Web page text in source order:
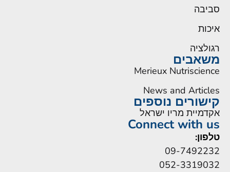
סביבה
איכות
רגולציה
משאבים
Merieux Nutriscience
News and Articles
קישורים נוספים
אקדמיית מריו ישראל
Connect with us
טלפון:
09-7492232
052-3319032